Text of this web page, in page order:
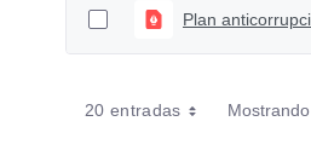
Plan
20 entradas